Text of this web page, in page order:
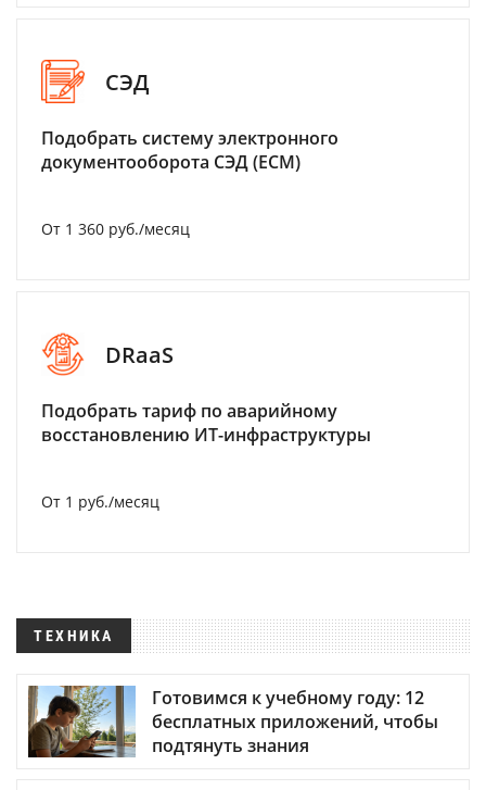
СЭД
Подобрать систему электронного
документооборота СЭД (ECM)
От 1 360 руб./месяц
DRaaS
Подобрать тариф по аварийному
восстановлению ИТ-инфраструктуры
От 1 руб./месяц
ТЕХНИКА
Готовимся к учебному году: 12
бесплатных приложений, чтобы
подтянуть знания